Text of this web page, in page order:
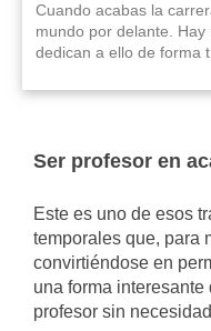
Cuando acabas la
mundo por delante.
dedican a ello de forma
Ser profesor en
Este es uno de esos
temporales que, para
convirtiéndose en
una forma
profesor sin